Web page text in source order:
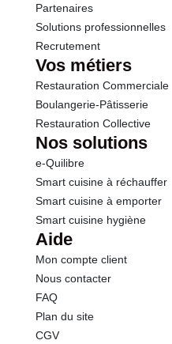
Partenaires
Solutions professionnelles
Recrutement
Vos métiers
Restauration Commerciale
Boulangerie-Pâtisserie
Restauration Collective
Nos solutions
e-Quilibre
Smart cuisine à réchauffer
Smart cuisine à emporter
Smart cuisine hygiène
Aide
Mon compte client
Nous contacter
FAQ
Plan du site
CGV